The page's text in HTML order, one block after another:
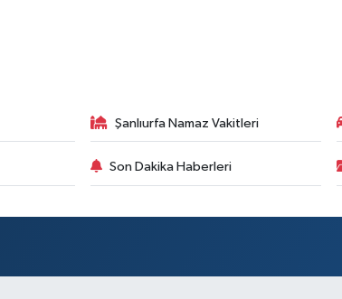
Şanlıurfa Namaz Vakitleri
Son Dakika Haberleri